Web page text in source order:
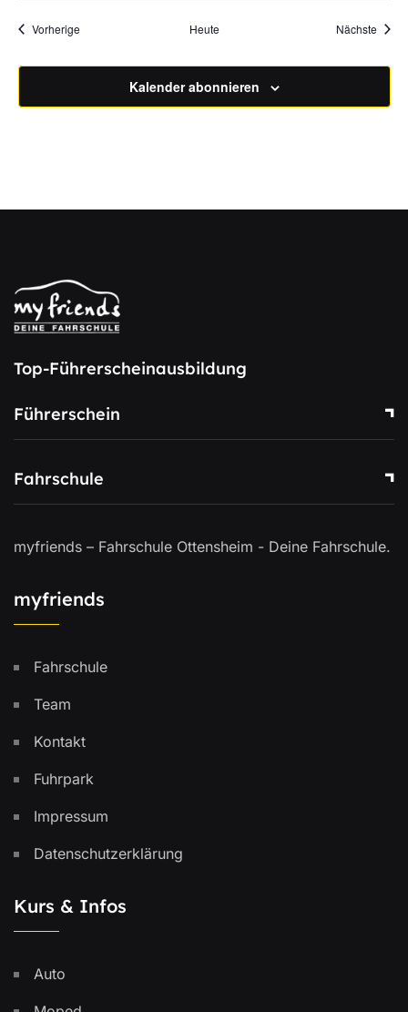
VorherigeVeranstaltungen Heute Nächste
Kalender abonnieren
Top-Führerscheinausbildung
Führerschein
Fahrschule
myfriends – Fahrschule Ottensheim - Deine Fahrschule.
myfriends
Fahrschule
Team
Kontakt
Fuhrpark
Impressum
Datenschutzerklärung
Kurs & Infos
Auto